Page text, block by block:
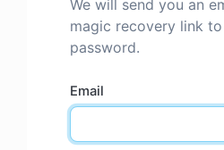
We will send you an
magic recovery link
password.
Email